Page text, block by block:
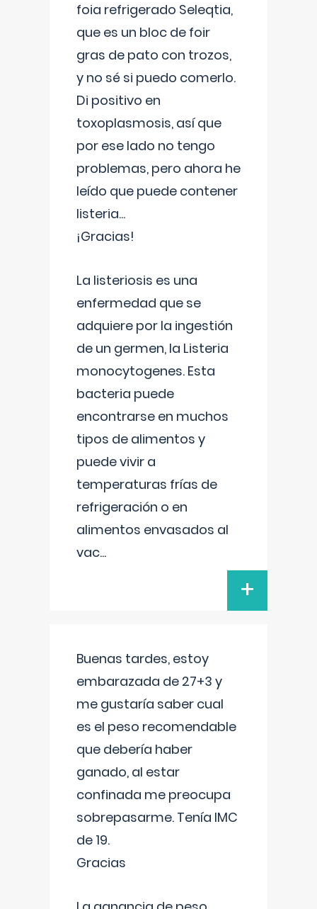
foia refrigerado Seleqtia,
que es un bloc de foir
gras de pato con trozos,
y no sé si puedo comerlo.
Di positivo en
toxoplasmosis, así que
por ese lado no tengo
problemas, pero ahora he
leído que puede contener
listeria...
¡Gracias!
La listeriosis es una
enfermedad que se
adquiere por la ingestión
de un germen, la Listeria
monocytogenes. Esta
bacteria puede
encontrarse en muchos
tipos de alimentos y
puede vivir a
temperaturas frías de
refrigeración o en
alimentos envasados al
vac...
+
Buenas tardes, estoy
embarazada de 27+3 y
me gustaría saber cual
es el peso recomendable
que debería haber
ganado, al estar
confinada me preocupa
sobrepasarme. Tenía IMC
de 19.
Gracias